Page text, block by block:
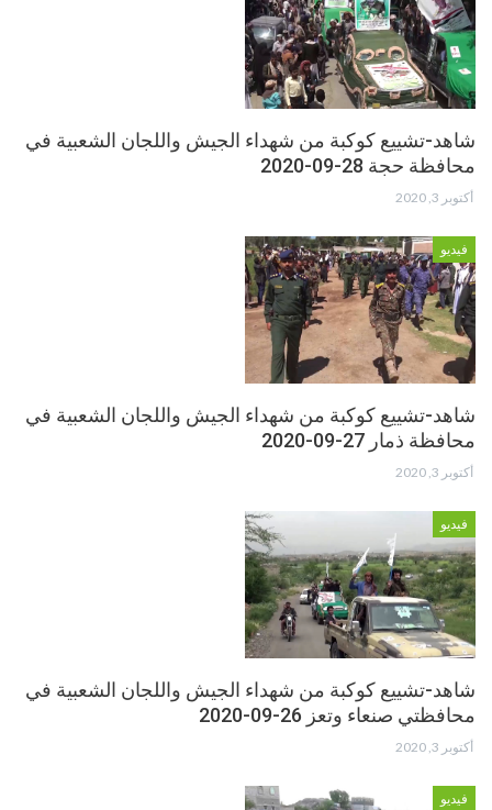
شاهد-تشييع كوكبة من شهداء الجيش واللجان الشعبية في
محافظة حجة 28-09-2020
أكتوبر 3, 2020
فيديو
شاهد-تشييع كوكبة من شهداء الجيش واللجان الشعبية في
محافظة ذمار 27-09-2020
أكتوبر 3, 2020
فيديو
شاهد-تشييع كوكبة من شهداء الجيش واللجان الشعبية في
محافظتي صنعاء وتعز 26-09-2020
أكتوبر 3, 2020
فيديو